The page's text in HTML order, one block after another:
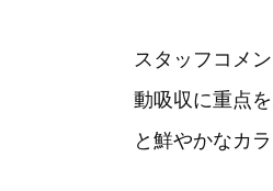
スタッフコメ
動吸収に重点
と鮮やかなカ